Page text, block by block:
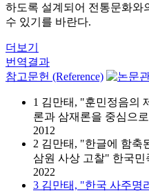
하도록 설계되어 전통문화와
수 있기를 바란다.
더보기
번역결과
참고문헌 (Reference)
1 김만태, "훈민정음의
론과 삼재론을 중심으
2012
2 김만태, "한글에 함축
삼원 사상 고찰" 한국민
2022
3 김만태, "한국 사주명